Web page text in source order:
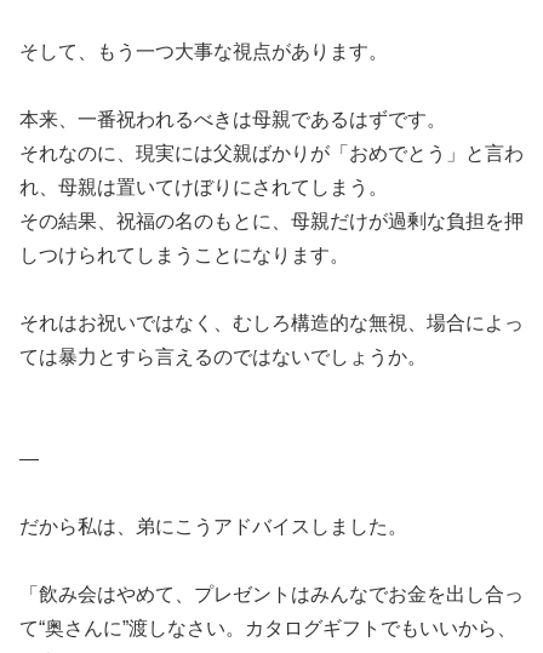
そして、もう一つ大事な視点があります。
本来、一番祝われるべきは母親であるはずです。
それなのに、現実には父親ばかりが「おめでとう」と言わ
れ、母親は置いてけぼりにされてしまう。
その結果、祝福の名のもとに、母親だけが過剰な負担を押
しつけられてしまうことになります。
それはお祝いではなく、むしろ構造的な無視、場合によっ
ては暴力とすら言えるのではないでしょうか。
—
だから私は、弟にこうアドバイスしました。
「飲み会はやめて、プレゼントはみんなでお金を出し合っ
て“奥さんに”渡しなさい。カタログギフトでもいいから、